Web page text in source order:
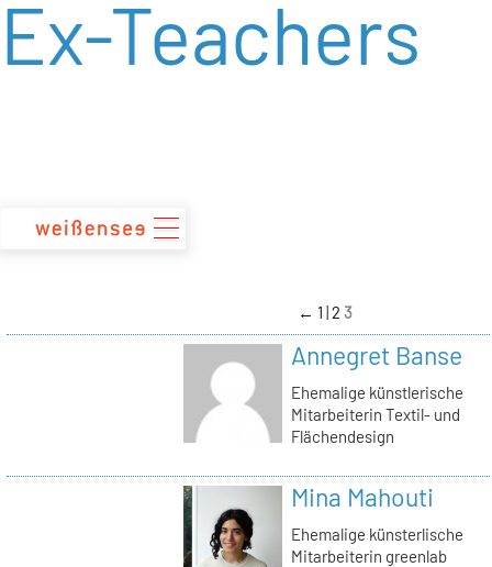
zum
Inhalt
Ex-Teachers
← 1 23
Annegret Banse
Ehemalige künstlerische
Mitarbeiterin Textil- und
Flächendesign
Mina Mahouti
Ehemalige künsterlische
Mitarbeiterin greenlab